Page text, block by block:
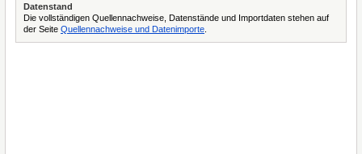
Datenstand
Die vollständigen Quellennachweise, Datenstände und Importdaten stehen auf
der Seite Quellennachweise und Datenimporte